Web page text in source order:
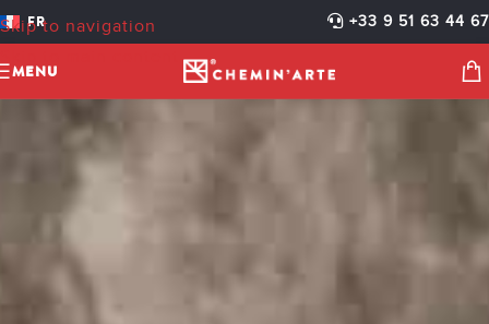
Skip to navigation
FR +33 9 51 63 44 67
MENU